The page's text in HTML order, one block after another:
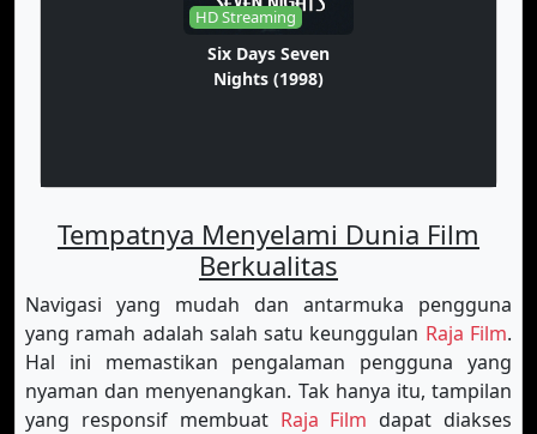
HD Streaming
Six Days Seven
Nights (1998)
Tempatnya Menyelami Dunia Film
Berkualitas
Navigasi yang mudah dan antarmuka pengguna
yang ramah adalah salah satu keunggulan Raja Film.
Hal ini memastikan pengalaman pengguna yang
nyaman dan menyenangkan. Tak hanya itu, tampilan
yang responsif membuat Raja Film dapat diakses